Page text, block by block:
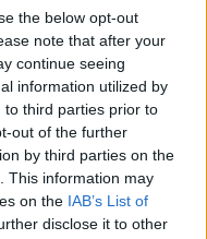
the below opt-out
note that after your
continue seeing
information utilized by
to third parties prior to
out of the further
by third parties on the
This information may
on the IAB’s List of
disclose it to other
που έκανε
στο α' εξάμηνο – Στα 734
Νέες επενδύσεις 1